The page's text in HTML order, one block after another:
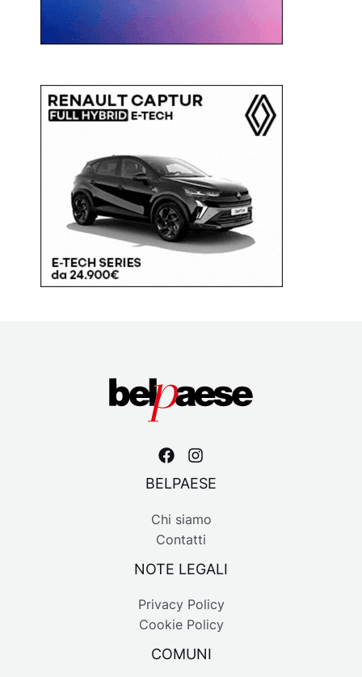
BELPAESE
Chi siamo
Contatti
NOTE LEGALI
Privacy Policy
Cookie Policy
COMUNI